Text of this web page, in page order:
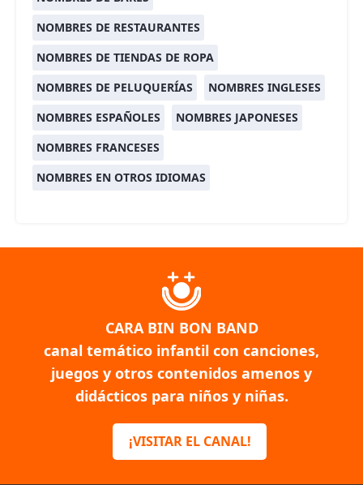
NOMBRES DE RESTAURANTES
NOMBRES DE TIENDAS DE ROPA
NOMBRES DE PELUQUERÍAS
NOMBRES INGLESES
NOMBRES ESPAÑOLES
NOMBRES JAPONESES
NOMBRES FRANCESES
NOMBRES EN OTROS IDIOMAS
CARA BIN BON BAND
canal temático infantil con canciones,
juegos y otros contenidos amenos y
didácticos para niños y niñas.
¡VISITAR EL CANAL!